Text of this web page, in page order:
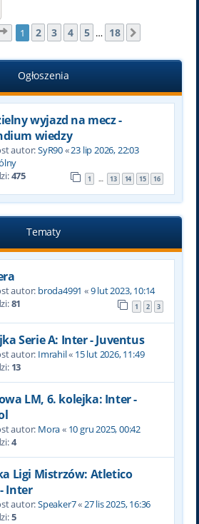
Strona z 18
1 2 3 4 5 … 18
Ogłoszenia
wyjazd na mecz -
wiedzy
autor:SyR90«23 lip 2026, 22:03
475 1 … 13 14 15 16
Tematy
autor: broda4991 «9 lut 2023, 10:14
81 1 2 3
Serie A: Inter - Juventus
autor: Imrahil« 15 lut 2026, 11:49
13
LM, 6. kolejka: Inter -
autor: Mora« 10 gru 2025, 00:42
4
Ligi Mistrzów: Atletico
Inter
autor:Speaker7«27 lis 2025, 16:36
5